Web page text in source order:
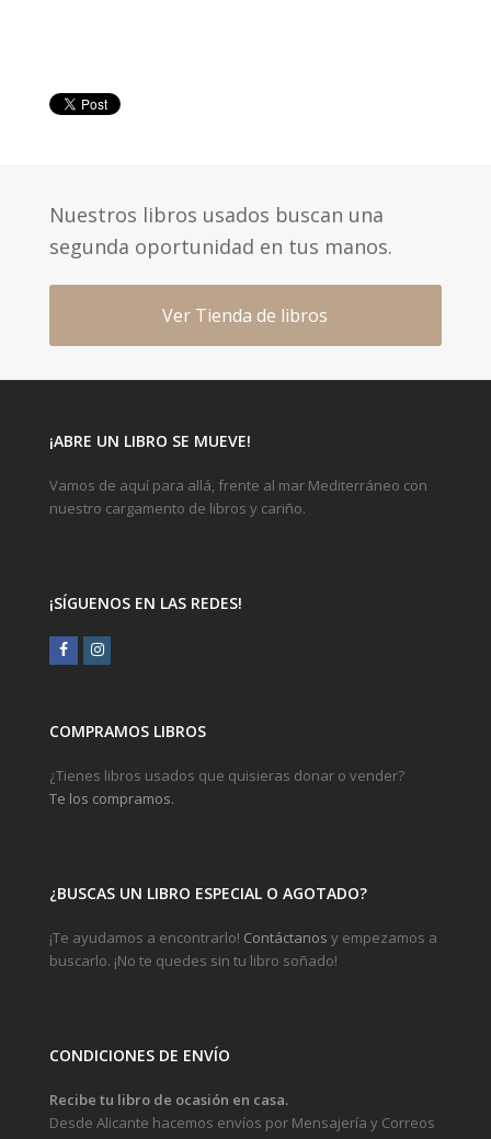
Nuestros libros usados buscan una
segunda oportunidad en tus manos.
Ver Tienda de libros
¡ABRE UN LIBRO SE MUEVE!
Vamos de aquí para allá, frente al mar Mediterráneo con
nuestro cargamento de libros y cariño.
¡SÍGUENOS EN LAS REDES!
FacebookInstagram
COMPRAMOS LIBROS
¿Tienes libros usados que quisieras donar o vender?
Te los compramos.
¿BUSCAS UN LIBRO ESPECIAL O AGOTADO?
¡Te ayudamos a encontrarlo! Contáctanos y empezamos a
buscarlo. ¡No te quedes sin tu libro soñado!
CONDICIONES DE ENVÍO
Recibe tu libro de ocasión en casa.
Desde Alicante hacemos envíos por Mensajería y Correos